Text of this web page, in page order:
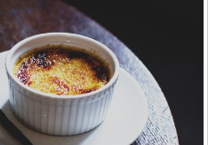
bejegyzéshez